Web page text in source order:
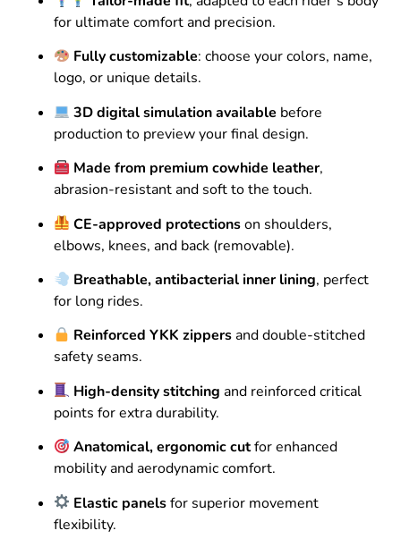
for ultimate comfort and precision.
Fully customizable: choose your colors, name,
logo, or unique details.
3D digital simulation available before
production to preview your final design.
Made from premium cowhide leather,
abrasion-resistant and soft to the touch.
CE-approved protectionson shoulders,
elbows, knees, and back (removable).
Breathable, antibacterial inner lining, perfect
for long rides.
Reinforced YKK zippersand double-stitched
safety seams.
High-density stitching and reinforced critical
points for extra durability.
Anatomical, ergonomic cutfor enhanced
mobility and aerodynamic comfort.
Elastic panelsfor superior movement
flexibility.